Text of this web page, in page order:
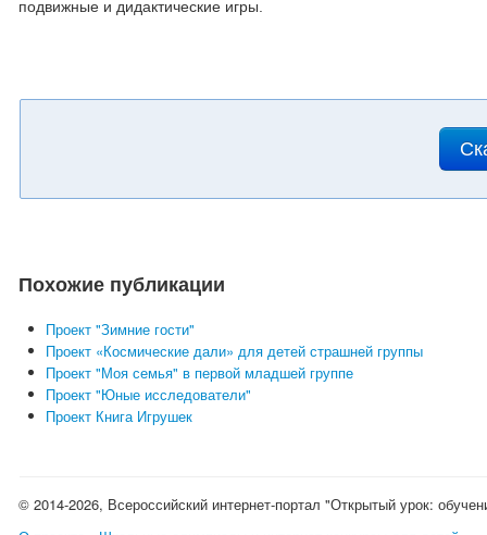
подвижные и дидактические игры.
Похожие публикации
Проект "Зимние гости"
Проект «Космические дали» для детей страшней группы
Проект "Моя семья" в первой младшей группе
Проект "Юные исследователи"
Проект Книга Игрушек
© 2014-2026, Всероссийский интернет-портал "Открытый урок: